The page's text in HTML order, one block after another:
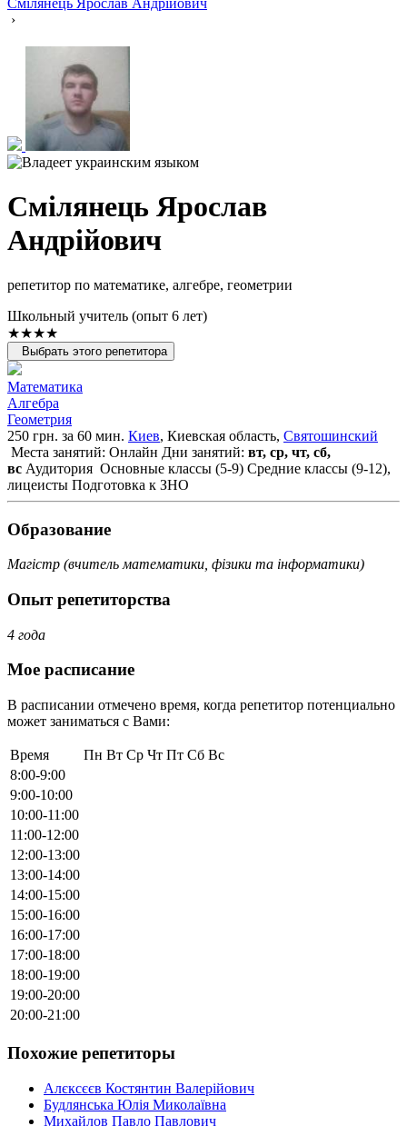
Смілянець Ярослав Андрійович
›
Смілянець Ярослав
Андрійович
репетитор по математике, алгебре, геометрии
Школьный учитель (опыт 6 лет)
★★★★
Выбрать этого репетитора
Математика
Алгебра
Геометрия
250 грн. за 60 мин. Киев, Киевская область, Святошинский
Места занятий: Онлайн Дни занятий: вт, ср, чт, сб,
вс Аудитория Основные классы (5-9) Средние классы (9-12),
лицеисты Подготовка к ЗНО
Образование
Магістр (вчитель математики, фізики та інформатики)
Опыт репетиторства
4 года
Мое расписание
В расписании отмечено время, когда репетитор потенциально
может заниматься с Вами:
Время Пн Вт Ср Чт Пт Сб Вс
8:00-9:00
9:00-10:00
10:00-11:00
11:00-12:00
12:00-13:00
13:00-14:00
14:00-15:00
15:00-16:00
16:00-17:00
17:00-18:00
18:00-19:00
19:00-20:00
20:00-21:00
Похожие репетиторы
Алєксєєв Костянтин Валерійович
Будлянська Юлія Миколаївна
Михайлов Павло Павлович